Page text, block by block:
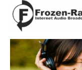
Frozen-